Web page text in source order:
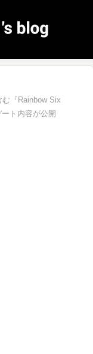
『Rainbow Six
ト内容が公開